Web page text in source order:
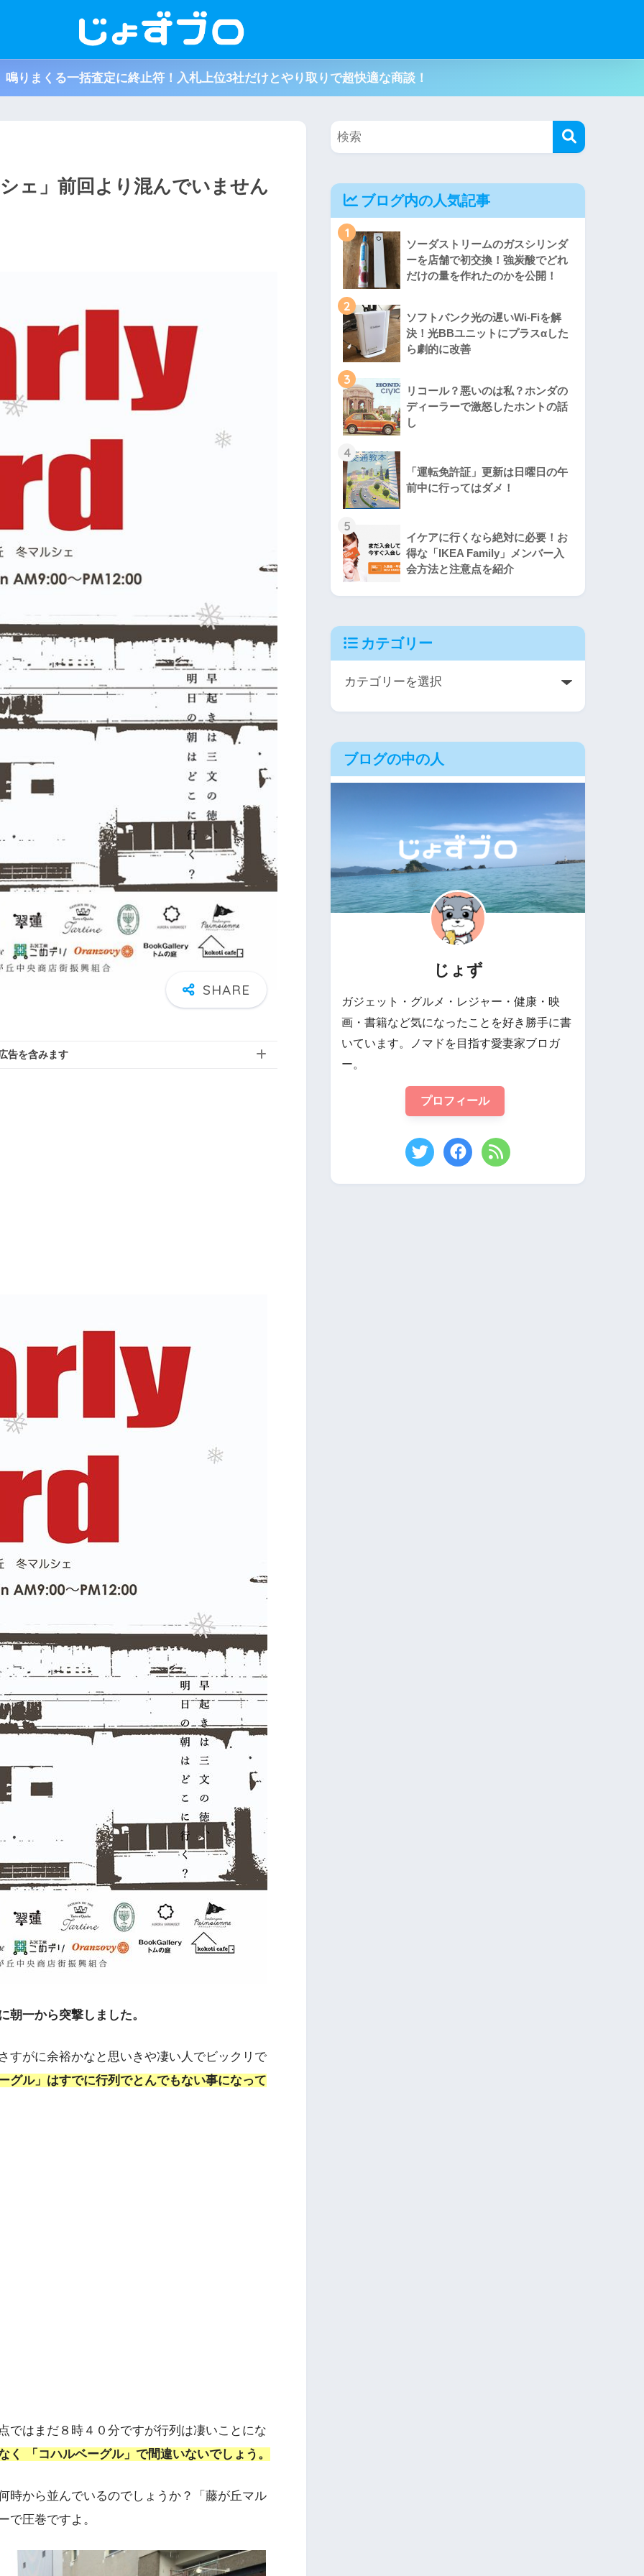
りまくる一括査定に終止符！入札上位3社だけとやり取りで超快適な商談！
ェ」前回より混んでいません
告を含みます
朝一から突撃しました。
すがに余裕かなと思いきや凄い人でビックリで
グル」はすでに行列でとんでもない事になって
ではまだ８時４０分ですが行列は凄いことにな
く 「コハルベーグル」で間違いないでしょう。
時から並んでいるのでしょうか？「藤が丘マル
で圧巻ですよ。
ブログ内の人気記事
1
ソーダストリームのガスシリンダ
ーを店舗で初交換！強炭酸でどれ
だけの量を作れたのかを公開！
2
ソフトバンク光の遅いWi-Fiを解
決！光BBユニットにプラスαした
ら劇的に改善
3
リコール？悪いのは私？ホンダの
ディーラーで激怒したホントの話
し
4
「運転免許証」更新は日曜日の午
前中に行ってはダメ！
5
イケアに行くなら絶対に必要！お
得な「IKEA Family」メンバー入
会方法と注意点を紹介
カテゴリー
ブログの中の人
じょず
ガジェット・グルメ・レジャー・健康・映
画・書籍など気になったことを好き勝手に書
いています。ノマドを目指す愛妻家ブロガ
ー。
プロフィール